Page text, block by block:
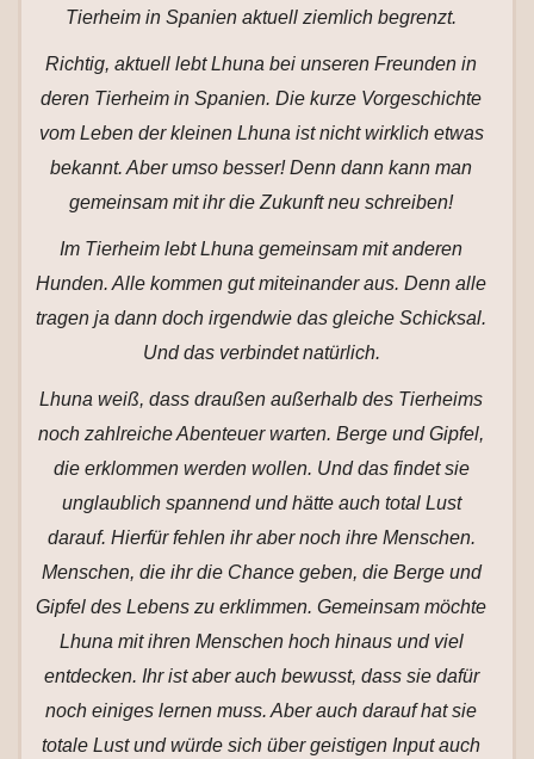
Tierheim in Spanien aktuell ziemlich begrenzt.
Richtig, aktuell lebt Lhuna bei unseren Freunden in
deren Tierheim in Spanien. Die kurze Vorgeschichte
vom Leben der kleinen Lhuna ist nicht wirklich etwas
bekannt. Aber umso besser! Denn dann kann man
gemeinsam mit ihr die Zukunft neu schreiben!
Im Tierheim lebt Lhuna gemeinsam mit anderen
Hunden. Alle kommen gut miteinander aus. Denn alle
tragen ja dann doch irgendwie das gleiche Schicksal.
Und das verbindet natürlich.
Lhuna weiß, dass draußen außerhalb des Tierheims
noch zahlreiche Abenteuer warten. Berge und Gipfel,
die erklommen werden wollen. Und das findet sie
unglaublich spannend und hätte auch total Lust
darauf. Hierfür fehlen ihr aber noch ihre Menschen.
Menschen, die ihr die Chance geben, die Berge und
Gipfel des Lebens zu erklimmen. Gemeinsam möchte
Lhuna mit ihren Menschen hoch hinaus und viel
entdecken. Ihr ist aber auch bewusst, dass sie dafür
noch einiges lernen muss. Aber auch darauf hat sie
totale Lust und würde sich über geistigen Input auch